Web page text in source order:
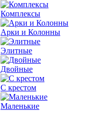
Комплексы
Арки и Колонны
Элитные
Двойные
С крестом
Маленькие